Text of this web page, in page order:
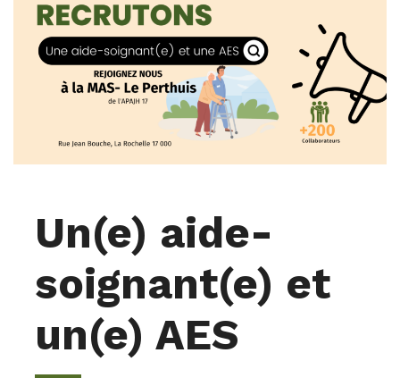
Un(e) aide-
soignant(e) et
un(e) AES